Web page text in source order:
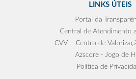
LINKS ÚTEIS
Portal da
Central de Atendimento
CVV – Centro de
Azscore - Jogo de
Política de